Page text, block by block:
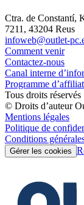
Ctra. de Constantí,
7211, 43204 Reus
infoweb@outlet-
Comment venir
Contactez-nous
Canal interne
Programme
Tous droits réservés
© Droits d’auteur
Mentions légales
Politique de
Conditions
Gérer les cookies